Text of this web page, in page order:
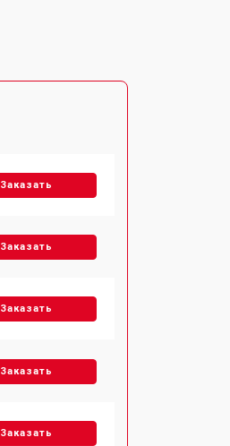
Заказать
Заказать
Заказать
Заказать
Заказать